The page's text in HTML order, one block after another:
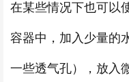
在某些情况下也可以
容器中，加入少量的
一些透气孔），放入